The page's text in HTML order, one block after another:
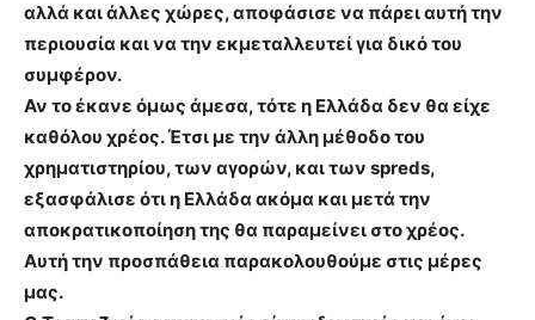
αλλά και άλλες χώρες, αποφάσισε να πάρει αυτή την
περιουσία και να την εκμεταλλευτεί για δικό του
συμφέρον.
Αν το έκανε όμως άμεσα, τότε η Ελλάδα δεν θα είχε
καθόλου χρέος. Έτσι με την άλλη μέθοδο του
χρηματιστηρίου, των αγορών, και των spreds,
εξασφάλισε ότι η Ελλάδα ακόμα και μετά την
αποκρατικοποίηση της θα παραμείνει στο χρέος.
Αυτή την προσπάθεια παρακολουθούμε στις μέρες
μας.